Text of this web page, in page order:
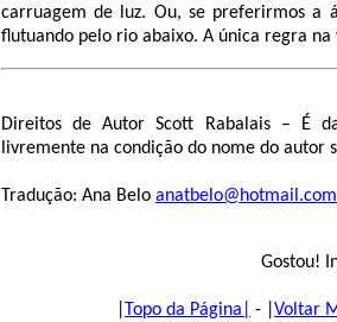
carruagem de luz. Ou, se preferirmos a
flutuando pelo rio abaixo. A única regra
Direitos de Autor Scott Rabalais – É
livremente na condição do nome do autor
Tradução: Ana Belo anatbelo@hotmail.com
Gostou!
Topo da Página| - | Voltar